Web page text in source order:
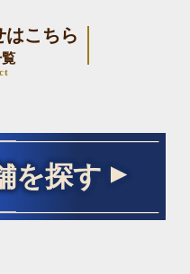
はこちら
を探す